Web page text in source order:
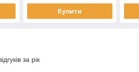
Купити
за рік